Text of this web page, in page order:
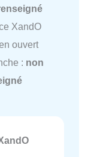
XandO
ouvert
: non